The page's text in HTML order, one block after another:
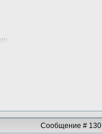
!!!!
Сообщение # 130